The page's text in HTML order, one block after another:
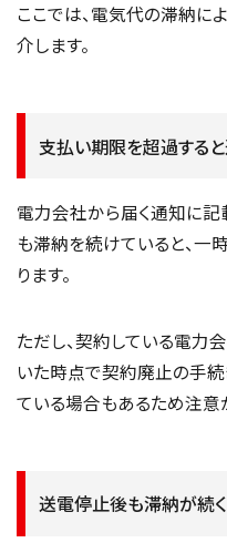
ここでは、電気代の滞納に
介します。
支払い期限を超過する
電力会社から届く通知に
も滞納を続けていると、
ります。
ただし、契約している電力
いた時点で契約廃止の手続
ている場合もあるため注意
送電停止後も滞納が続